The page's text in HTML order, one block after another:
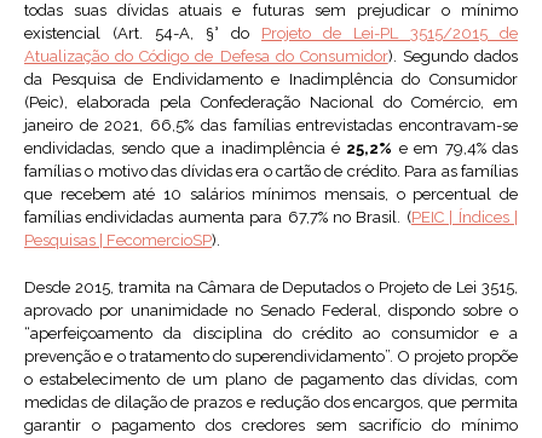
todas suas dívidas atuais e futuras sem prejudicar o mínimo
existencial (Art. 54-A, §° do Projeto de Lei-PL 3515/2015 de
Atualização do Código de Defesa do Consumidor). Segundo dados
da Pesquisa de Endividamento e Inadimplência do Consumidor
(Peic), elaborada pela Confederação Nacional do Comércio, em
janeiro de 2021, 66,5% das famílias entrevistadas encontravam-se
endividadas, sendo que a inadimplência é 25,2% e em 79,4% das
famílias o motivo das dívidas era o cartão de crédito. Para as famílias
que recebem até 10 salários mínimos mensais, o percentual de
famílias endividadas aumenta para 67,7% no Brasil. (PEIC | Índices |
Pesquisas | FecomercioSP).
Desde 2015, tramita na Câmara de Deputados o Projeto de Lei 3515,
aprovado por unanimidade no Senado Federal, dispondo sobre o
“aperfeiçoamento da disciplina do crédito ao consumidor e a
prevenção e o tratamento do superendividamento”. O projeto propõe
o estabelecimento de um plano de pagamento das dívidas, com
medidas de dilação de prazos e redução dos encargos, que permita
garantir o pagamento dos credores sem sacrifício do mínimo